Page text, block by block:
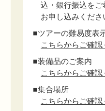
込・銀行振込をご
お申し込みくださ
■ツアーの難易度表
こちらからご確認
■装備品のご案内
こちらからご確認
■集合場所
こちらからご確認